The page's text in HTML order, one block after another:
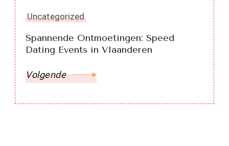
Uncategorized
Spannende Ontmoetingen: Speed
Dating Events in Vlaanderen
Volgende